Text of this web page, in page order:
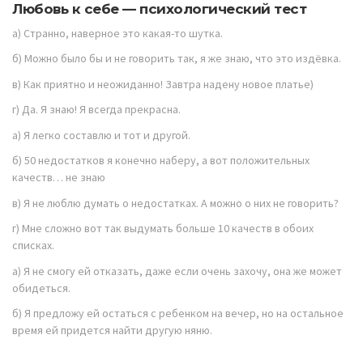
Любовь к себе — психологический тест
а) Странно, наверное это какая-то шутка.
б) Можно было бы и не говорить так, я же знаю, что это издёвка.
в) Как приятно и неожиданно! Завтра надену новое платье)
г) Да. Я знаю! Я всегда прекрасна.
а) Я легко составлю и тот и другой.
б) 50 недостатков я конечно наберу, а вот положительных
качеств… не знаю
в) Я не люблю думать о недостатках. А можно о них не говорить?
г) Мне сложно вот так выдумать больше 10 качеств в обоих
списках.
а) Я не смогу ей отказать, даже если очень захочу, она же может
обидеться.
б) Я предложу ей остаться с ребенком на вечер, но на остальное
время ей придется найти другую няню.